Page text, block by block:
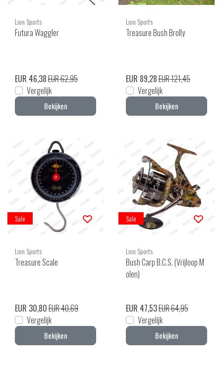
Lion Sports
Futura Waggler
EUR 46,38EUR 62,95
Vergelijk
Bekijken
Lion Sports
Treasure Bush Brolly
EUR 89,28EUR 121,45
Vergelijk
Bekijken
Sale
Lion Sports
Treasure Scale
EUR 30,80EUR 40,69
Vergelijk
Bekijken
Sale
Lion Sports
Bush Carp B.C.S. (Vrijloop M
olen)
EUR 47,53EUR 64,95
Vergelijk
Bekijken